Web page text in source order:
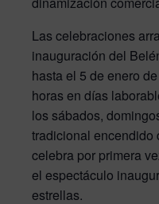
Las celebraciones
inauguración del
hasta el 5 de enero
horas en días
los sábados,
tradicional encendido
celebra por primera
el espectáculo
estrellas.